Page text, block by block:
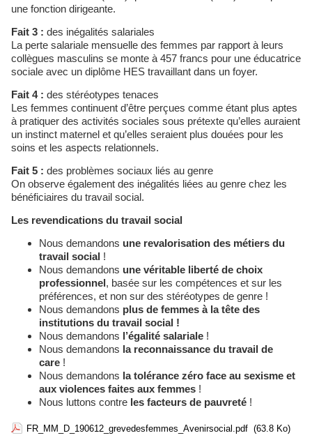
une fonction dirigeante.
Fait 3 : des inégalités salariales
La perte salariale mensuelle des femmes par rapport à leurs
collègues masculins se monte à 457 francs pour une éducatrice
sociale avec un diplôme HES travaillant dans un foyer.
Fait 4 : des stéréotypes tenaces
Les femmes continuent d’être perçues comme étant plus aptes
à pratiquer des activités sociales sous prétexte qu’elles auraient
un instinct maternel et qu’elles seraient plus douées pour les
soins et les aspects relationnels.
Fait 5 : des problèmes sociaux liés au genre
On observe également des inégalités liées au genre chez les
bénéficiaires du travail social.
Les revendications du travail social
Nous demandons une revalorisation des métiers du
travail social !
Nous demandons une véritable liberté de choix
professionnel, basée sur les compétences et sur les
préférences, et non sur des stéréotypes de genre !
Nous demandons plus de femmes à la tête des
institutions du travail social !
Nous demandons l’égalité salariale !
Nous demandons la reconnaissance du travail de
care !
Nous demandons la tolérance zéro face au sexisme et
aux violences faites aux femmes !
Nous luttons contre les facteurs de pauvreté !
FR_MM_D_190612_grevedesfemmes_Avenirsocial.pdf (63.8 Ko)